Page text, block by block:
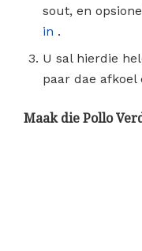
sout, en
in .
U sal hierdie
paar dae afkoel
Maak die Pollo